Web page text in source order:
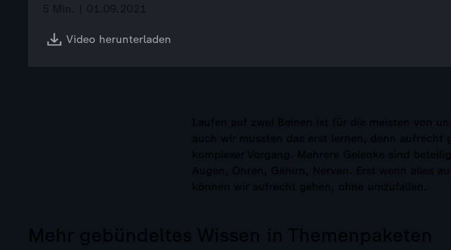
5 Min. | 01.09.2021
Video herunterladen
Laufen auf zwei Beinen ist für die meisten von
auch wir mussten das erst lernen, denn aufrecht
komplexer Vorgang. Mehrere Gelenke sind
Augen, Ohren, Gehirn, Nerven. Erst wenn alles
können wir aufrecht gehen, ohne umzufallen.
Mehr gebündeltes Wissen in Themenpaketen